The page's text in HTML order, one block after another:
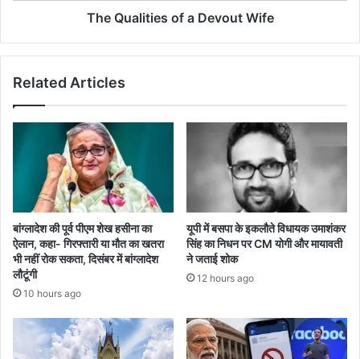
The Qualities of a Devout Wife
Related Articles
बांग्लादेश की पूर्व पीएम शेख हसीना का
ऐलान, कहा- गिरफ्तारी या मौत का खतरा
भी नहीं रोक सकता, दिसंबर में बांग्लादेश
लौटूंगी
10 hours ago
यूपी में बसपा के इकलौते विधायक उमाशंकर
सिंह का निधन पर CM याेगी और मायावती
ने जताई शोक
12 hours ago